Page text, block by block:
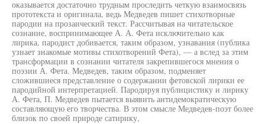
оказывается достаточно трудным проследить четкую взаимосвязь
прототекста и оригинала, ведь Медведев пишет стихотворные
пародии на прозаический текст. Рассчитывая на читательское
сознание, воспринимающее А. А. Фета исключительно как
лирика, пародист добивается, таким образом, узнавания (публика
узнает знакомые мотивы стихотворений Фета), — а вслед за этим
трансформации в сознании читателя закрепившегося мнения о
поэзии А. Фета. Медведев, таким образом, подменяет
сложившиеся представление о содержании фетовской лирики ее
пародийной интерпретацией. Пародируя публицистику и лирику
А. Фета, П. Медведев пытается выявить антидемократическую
составляющую его творчества. В этом смысле Медведев-поэт более
близок по своей природе сатирику,